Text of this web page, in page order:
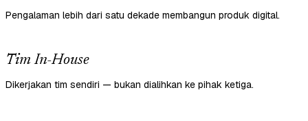
Pengalaman lebih dari satu dekade membangun produk digital.
Tim In-House
Dikerjakan tim sendiri — bukan dialihkan ke pihak ketiga.